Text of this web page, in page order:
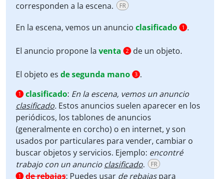
corresponden a la escena.
FR
En la escena, vemos un anuncio clasificado 1 .
El anuncio propone la venta 2 de un objeto.
El objeto es de segunda mano 3 .
1 clasificado: En la escena, vemos un anuncio
clasificado. Estos anuncios suelen aparecer en los
periódicos, los tablones de anuncios
(generalmente en corcho) o en internet, y son
usados por particulares para vender, cambiar o
buscar objetos y servicios. Ejemplo: encontré
trabajo con un anuncio clasificado. FR
1 de rebajas: Puedes usar de rebajaspara